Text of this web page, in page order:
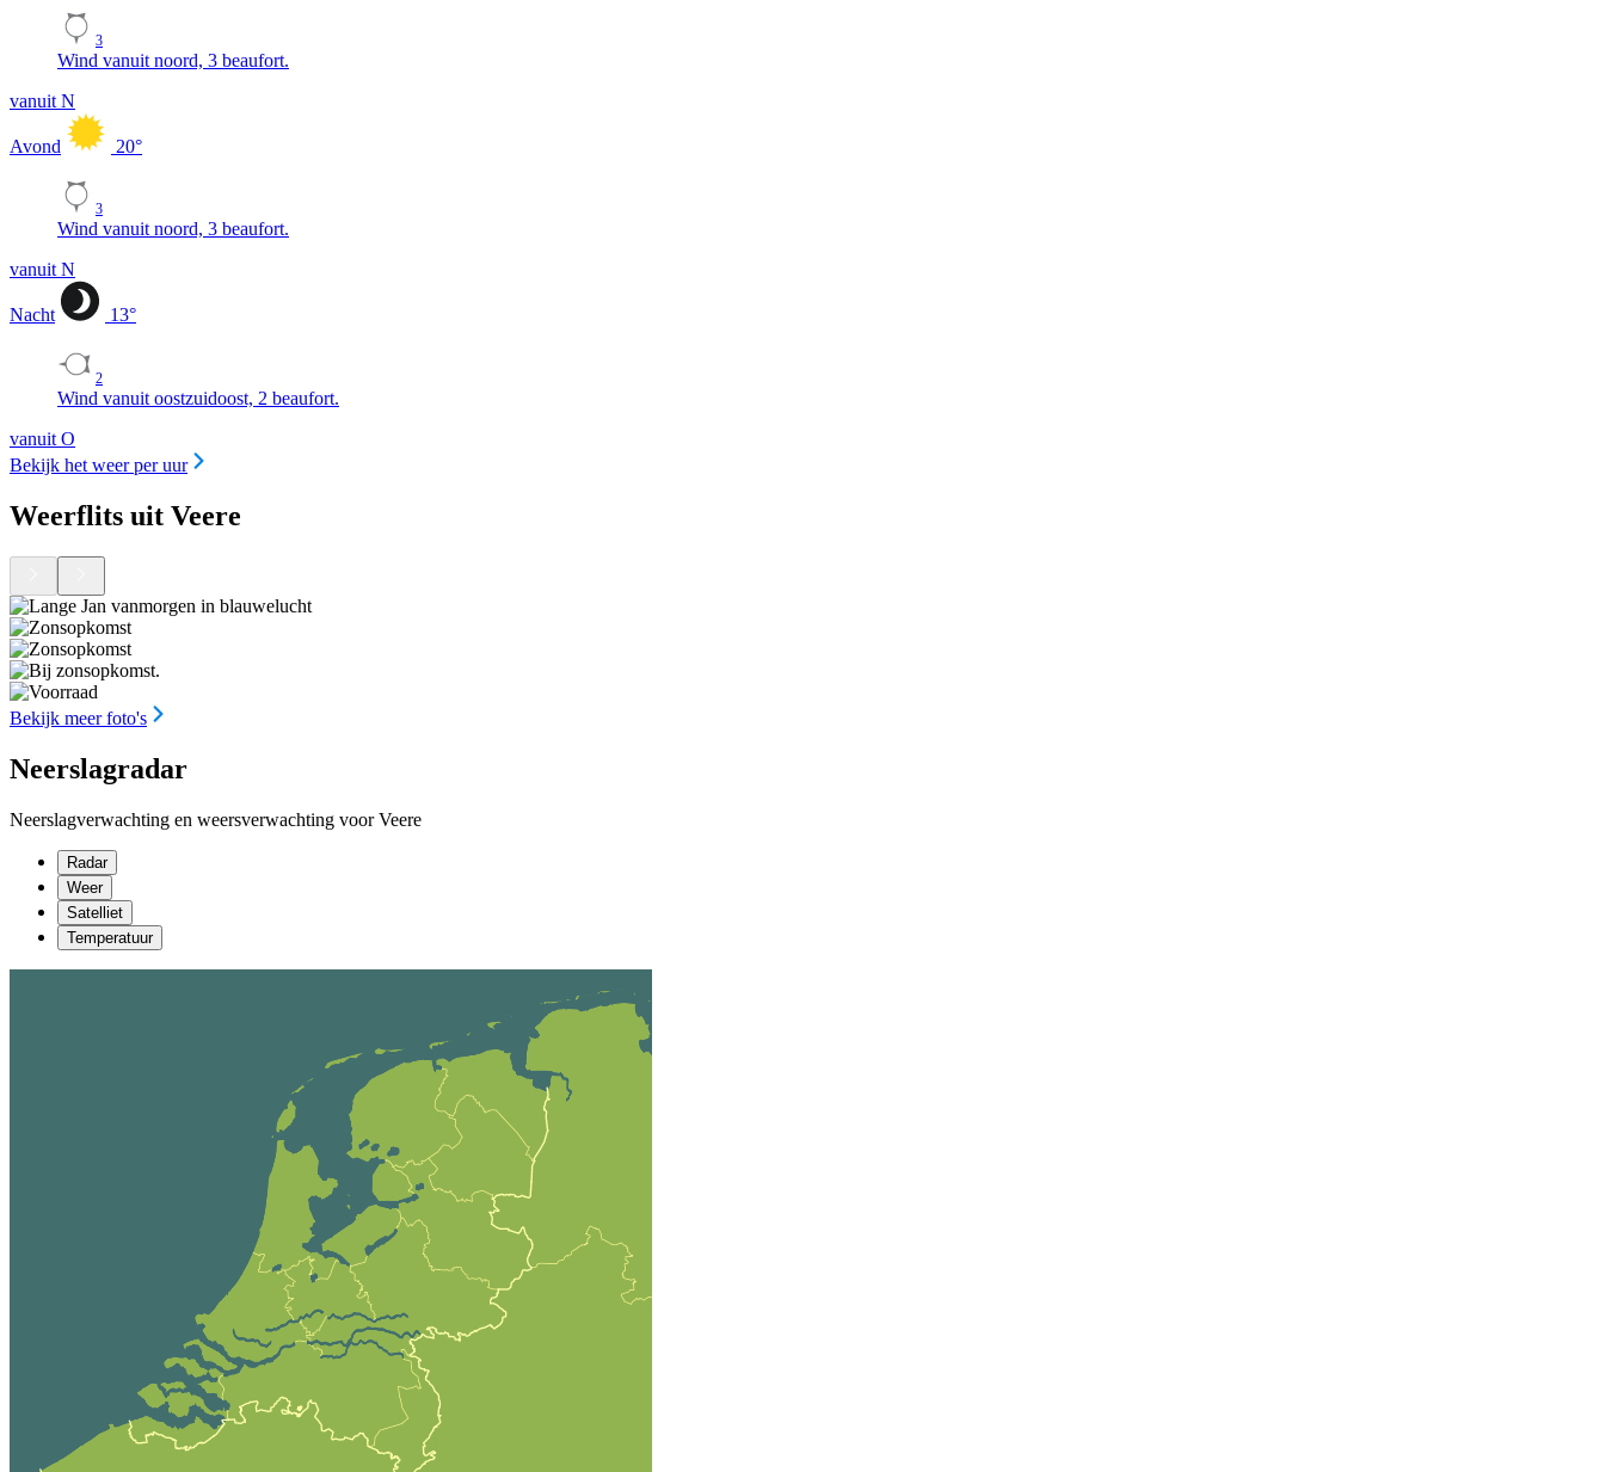
3
Wind vanuit noord, 3 beaufort.
vanuit N
Avond 20°
3
Wind vanuit noord, 3 beaufort.
vanuit N
Nacht 13°
2
Wind vanuit oostzuidoost, 2 beaufort.
vanuit O
Bekijk het weer per uur
Weerflits uit Veere
Bekijk meer foto's
Neerslagradar
Neerslagverwachting en weersverwachting voor Veere
Radar
Weer
Satelliet
Temperatuur